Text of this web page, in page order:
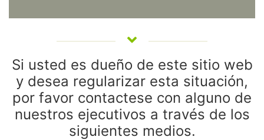
Si usted es dueño de este sitio web
y desea regularizar esta situación,
por favor contactese con alguno de
nuestros ejecutivos a través de los
siguientes medios.